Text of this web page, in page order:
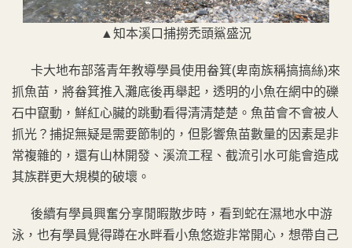
▲ 知本溪口捕撈禿頭鯊盛況
卡大地布部落青年教導學員使用畚箕(卑南族稱搞搞絲)來
抓魚苗，將畚箕推入灘底後再舉起，透明的小魚在網中的礫
石中竄動，鮮紅心臟的跳動看得清清楚楚。魚苗會不會被人
抓光？捕捉無疑是需要節制的，但影響魚苗數量的因素是非
常複雜的，還有山林開發、溪流工程、截流引水可能會造成
其族群更大規模的破壞。
後續有學員興奮分享閒暇散步時，看到蛇在濕地水中游
泳，也有學員覺得蹲在水畔看小魚悠遊非常開心，想帶自己